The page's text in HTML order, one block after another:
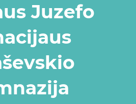
Juzefo